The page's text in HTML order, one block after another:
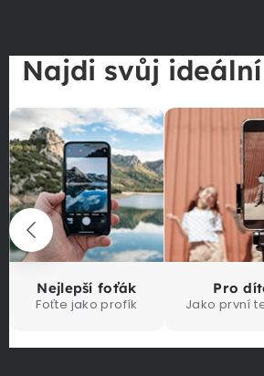
Najdi svůj
Nejlepší foťák
Foťte jako profík
Pro
Jako první